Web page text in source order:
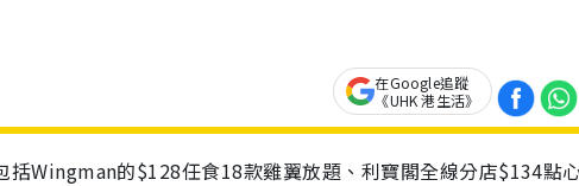
在Google追蹤
《UHK 港生活》
Wingman的$128任食18款雞翼放題、利寶閣全線分店$134點